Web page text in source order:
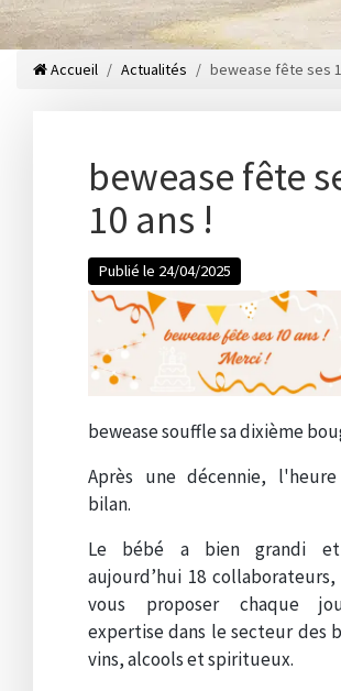
Accueil Actualités bewease fête ses
bewease fête
10 ans !
Publié le 24/04/2025
bewease souffle sa dixième
Après une décennie,
bilan.
Le bébé a bien grandi
aujourd’hui 18
vous proposer chaque
expertise dans le secteur des
vins, alcools et spiritueux.